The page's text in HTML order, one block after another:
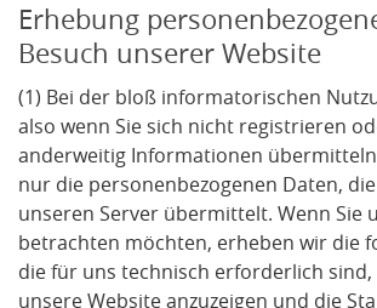
Erhebung
Besuch unserer Website
(1) Bei der bloß informatorischen
also wenn Sie sich nicht registrieren
anderweitig Informationen
nur die personenbezogenen Daten,
unseren Server übermittelt. Wenn Sie
betrachten möchten, erheben wir die
die für uns technisch erforderlich sind,
unsere Website anzuzeigen und die